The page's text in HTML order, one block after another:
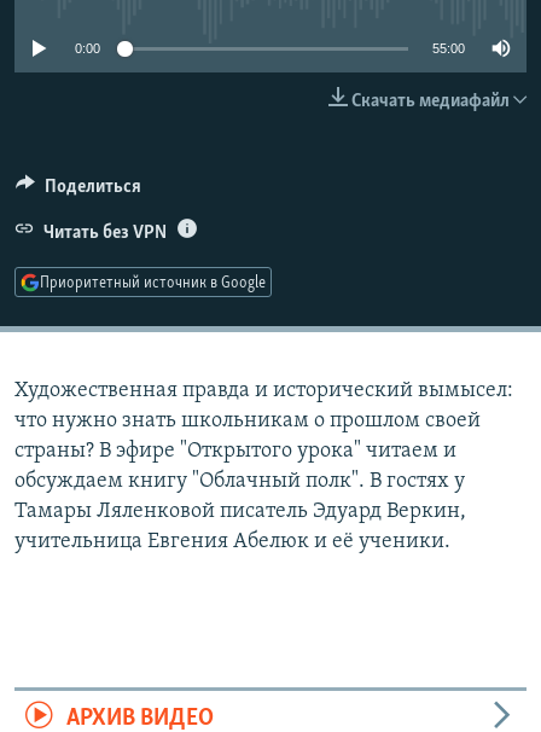
Все сайты РСЕ/РС
0:00 55:00
Скачать медиафайл
Поделиться
Читать без VPN
Приоритетный источник в Google
Художественная правда и исторический вымысел:
что нужно знать школьникам о прошлом своей
страны? В эфире "Открытого урока" читаем и
обсуждаем книгу "Облачный полк". В гостях у
Тамары Ляленковой писатель Эдуард Веркин,
учительница Евгения Абелюк и её ученики.
АРХИВ ВИДЕО